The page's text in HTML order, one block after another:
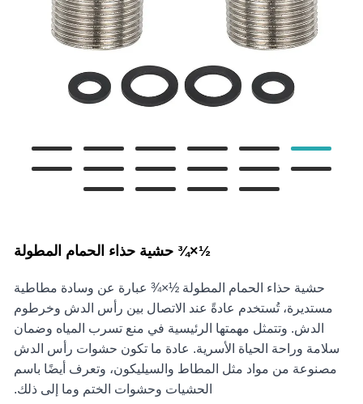
½×¾‌ حشية حذاء الحمام المطولة
حشية حذاء الحمام المطولة ½×¾‌ عبارة عن وسادة مطاطية
مستديرة، تُستخدم عادةً عند الاتصال بين رأس الدش وخرطوم
الدش. وتتمثل مهمتها الرئيسية في منع تسرب المياه وضمان
سلامة وراحة الحياة الأسرية. عادة ما تكون حشوات رأس الدش
مصنوعة من مواد مثل المطاط والسيليكون، وتعرف أيضًا باسم
الحشيات وحشوات الختم وما إلى ذلك.